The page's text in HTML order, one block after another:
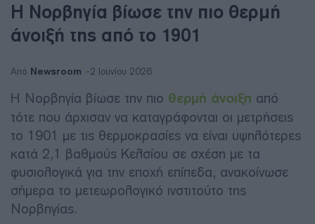
Η Νορβηγία βίωσε την πιο θερμή
άνοιξή της από το 1901
Από Newsroom 2 Ιουνίου 2026
Η Νορβηγία βίωσε την πιο θερμή άνοιξη από
τότε που άρχισαν να καταγράφονται οι μετρήσεις
το 1901 με τις θερμοκρασίες να είναι υψηλότερες
κατά 2,1 βαθμούς Κελσίου σε σχέση με τα
φυσιολογικά για την εποχή επίπεδα, ανακοίνωσε
σήμερα το μετεωρολογικό ινστιτούτο της
Νορβηγίας.